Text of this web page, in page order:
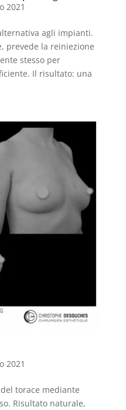
2021
agli impianti.
prevede la reiniezione
stesso per
Il risultato: una
2021
torace mediante
Risultato naturale,